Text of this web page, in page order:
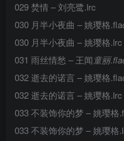
029 焚情 – 刘亮鹭.lrc
030 月半小夜曲 – 姚璎格
030 月半小夜曲 – 姚璎格.lrc
031 雨丝情愁 – 王闻童丽
032 逝去的诺言 – 姚璎格
032 逝去的诺言 – 姚璎格.lrc
033 不装饰你的梦 – 姚璎格
033 不装饰你的梦 – 姚璎格